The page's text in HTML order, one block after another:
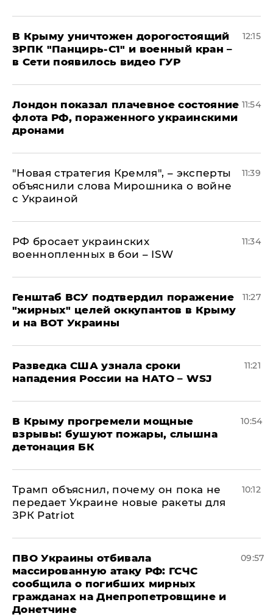
В Крыму уничтожен дорогостоящий
ЗРПК "Панцирь-С1" и военный кран –
в Сети появилось видео ГУР
12:15
Лондон показал плачевное состояние
флота РФ, пораженного украинскими
дронами
11:54
"Новая стратегия Кремля", – эксперты
объяснили слова Мирошника о войне
с Украиной
11:39
РФ бросает украинских
военнопленных в бои – ISW
11:34
Генштаб ВСУ подтвердил поражение
"жирных" целей оккупантов в Крыму
и на ВОТ Украины
11:27
Разведка США узнала сроки
нападения России на НАТО – WSJ
11:21
В Крыму прогремели мощные
взрывы: бушуют пожары, слышна
детонация БК
10:54
Трамп объяснил, почему он пока не
передает Украине новые ракеты для
ЗРК Patriot
10:12
ПВО Украины отбивала
массированную атаку РФ: ГСЧС
сообщила о погибших мирных
гражданах на Днепропетровщине и
Донетчине
09:57